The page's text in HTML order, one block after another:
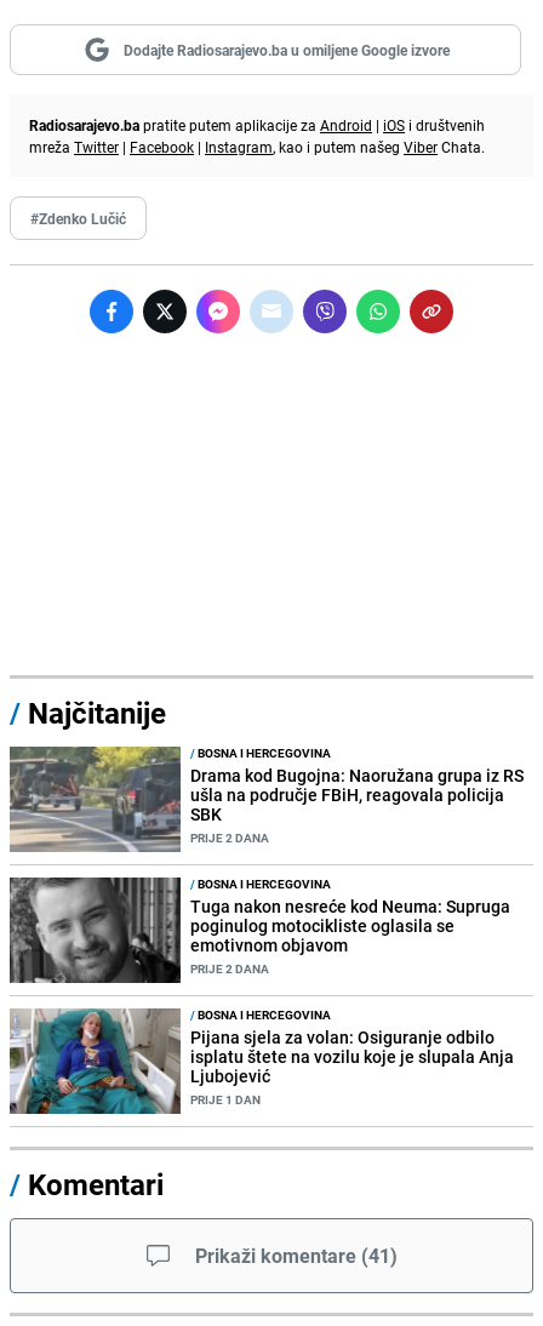
Dodajte Radiosarajevo.ba u omiljene Google izvore
Radiosarajevo.bapratite putem aplikacije za Android | iOS i društvenih
mreža Twitter | Facebook | Instagram, kao i putem našeg ViberChata.
#Zdenko Lučić
/ Najčitanije
/BOSNA I HERCEGOVINA
Drama kod Bugojna: Naoružana grupa iz RS
ušla na područje FBiH, reagovala policija
SBK
PRIJE 2 DANA
/BOSNA I HERCEGOVINA
Tuga nakon nesreće kod Neuma: Supruga
poginulog motocikliste oglasila se
emotivnom objavom
PRIJE 2 DANA
/BOSNA I HERCEGOVINA
Pijana sjela za volan: Osiguranje odbilo
isplatu štete na vozilu koje je slupala Anja
Ljubojević
PRIJE 1 DAN
/ Komentari
Prikaži komentare (41)